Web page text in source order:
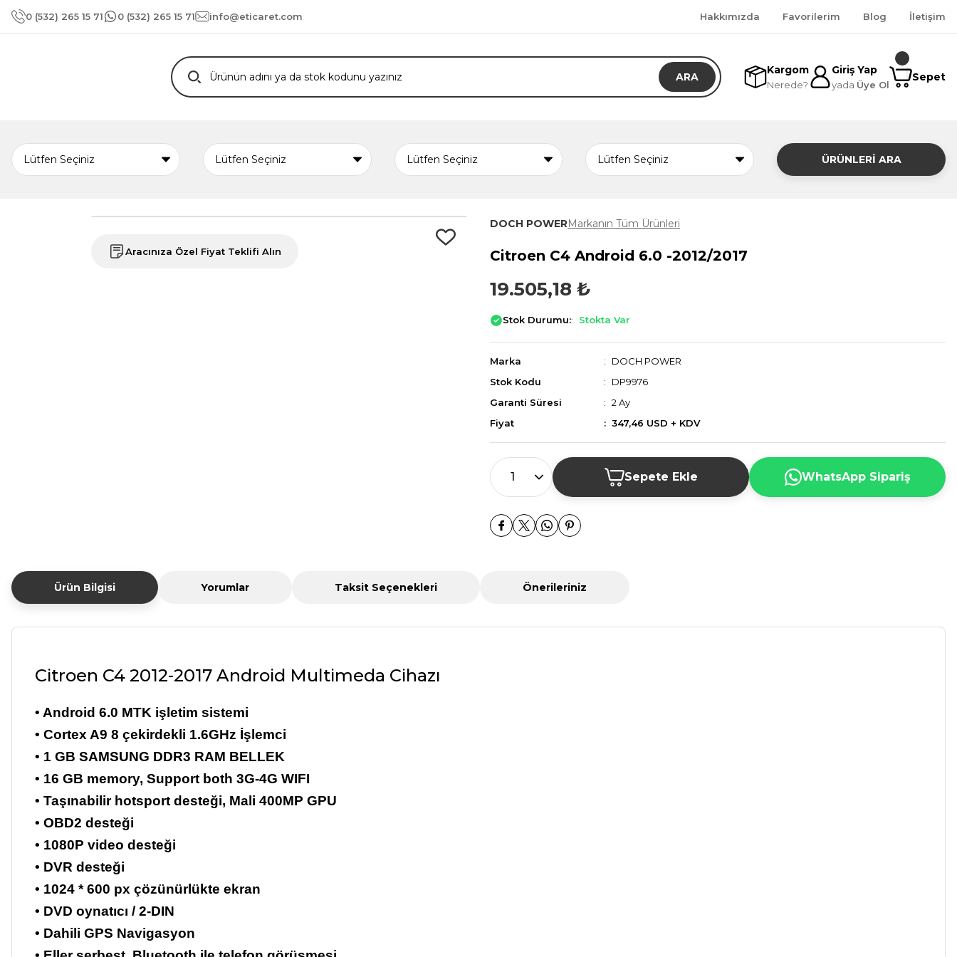
0 (532) 265 15 71 0 (532) 265 15 71 info@eticaret.com Hakkımızda Favorilerim Blog İletişim
ARA
Kargom
Nerede?
Giriş Yap
yada Üye Ol
Sepet
ÜRÜNLERİ ARA
Aracınıza Özel Fiyat Teklifi Alın
DOCH POWERMarkanın Tüm Ürünleri
Citroen C4 Android 6.0 -2012/2017
19.505,18 ₺
Stok Durumu: Stokta Var
Marka
DOCH POWER
Stok Kodu
DP9976
Garanti Süresi
2 Ay
Fiyat
347,46 USD + KDV
Sepete Ekle WhatsApp Sipariş
Ürün Bilgisi Yorumlar Taksit Seçenekleri Önerileriniz
Citroen C4 2012-2017 Android Multimeda Cihazı
• Android 6.0 MTK işletim sistemi
• Cortex A9 8 çekirdekli 1.6GHz İşlemci
• 1 GB SAMSUNG DDR3 RAM BELLEK
• 16 GB memory, Support both 3G-4G WIFI
• Taşınabilir hotsport desteği, Mali 400MP GPU
• OBD2 desteği
• 1080P video desteği
• DVR desteği
• 1024 * 600 px çözünürlükte ekran
• DVD oynatıcı / 2-DIN
• Dahili GPS Navigasyon